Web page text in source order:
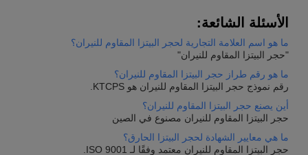
الأسئلة الشائعة:
ما هو اسم العلامة التجارية لحجر البيتزا المقاوم للنيران؟
"حجر البيتزا المقاوم للنيران"
ما هو رقم طراز حجر البيتزا المقاوم للنيران؟
رقم نموذج حجر البيتزا المقاوم للنيران هو KTCPS.
أين يصنع حجر البيتزا المقاوم للنيران؟
حجر البيتزا المقاوم للنيران مصنوع في الصين
ما هي معايير الشهادة لحجر البيتزا الحارق؟
حجر البيتزا المقاوم للنيران معتمد وفقًا لـ ISO 9001.